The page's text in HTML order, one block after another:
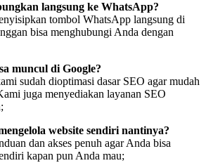
langsung ke WhatsApp?
tombol WhatsApp langsung di
bisa menghubungi Anda dengan
muncul di Google?
sudah dioptimasi dasar SEO agar mudah
juga menyediakan layanan SEO
website sendiri nantinya?
dan akses penuh agar Anda bisa
kapan pun Anda mau;